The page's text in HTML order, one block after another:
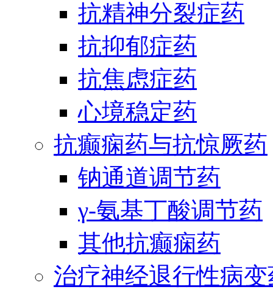
抗精神分裂症药
抗抑郁症药
抗焦虑症药
心境稳定药
抗癫痫药与抗惊厥药
钠通道调节药
γ-氨基丁酸调节药
其他抗癫痫药
治疗神经退行性病